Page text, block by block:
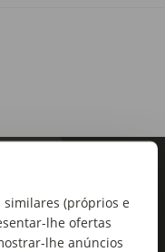
(próprios e
lhe ofertas
lhe anúncios